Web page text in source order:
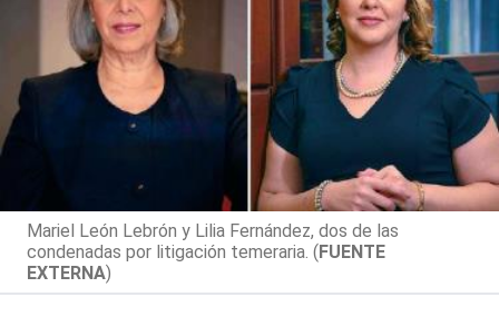
Mariel León Lebrón y Lilia Fernández, dos de las
condenadas por litigación temeraria. (FUENTE
EXTERNA)